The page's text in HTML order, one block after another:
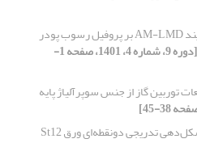
اثر تغییر توان لیزر در فرایند AM-LMD بر پروفیل رسوب پودر
[دوره 9، شماره 4، 1401، صفحه 1-
توربین گاز از جنس سوپرآلیاژ پایه
مطالعه تجربی شکل‌دهی تدریجی دونقطه‌ای ورق St12